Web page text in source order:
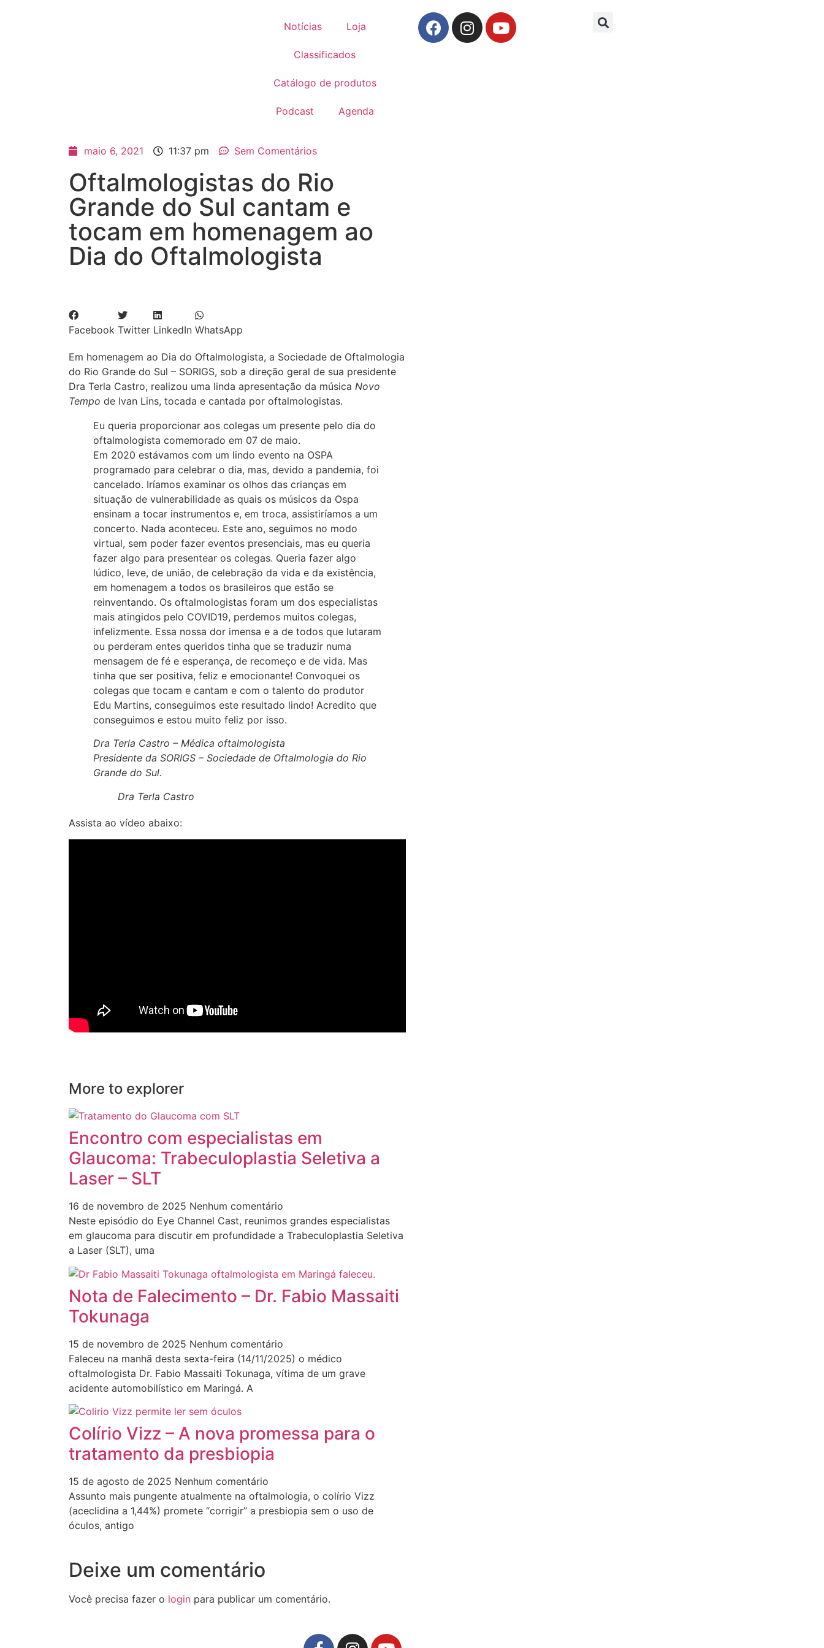
Notícias Loja
Classificados
Catálogo de produtos
Podcast Agenda
maio 6, 2021 11:37 pm Sem Comentários
Oftalmologistas do Rio
Grande do Sul cantam e
tocam em homenagem ao
Dia do Oftalmologista
Facebook Twitter LinkedIn WhatsApp
Em homenagem ao Dia do Oftalmologista, a Sociedade de Oftalmologia
do Rio Grande do Sul – SORIGS, sob a direção geral de sua presidente
Dra Terla Castro, realizou uma linda apresentação da música Novo
Tempo de Ivan Lins, tocada e cantada por oftalmologistas.
Eu queria proporcionar aos colegas um presente pelo dia do
oftalmologista comemorado em 07 de maio.
Em 2020 estávamos com um lindo evento na OSPA
programado para celebrar o dia, mas, devido a pandemia, foi
cancelado. Iríamos examinar os olhos das crianças em
situação de vulnerabilidade as quais os músicos da Ospa
ensinam a tocar instrumentos e, em troca, assistiríamos a um
concerto. Nada aconteceu. Este ano, seguimos no modo
virtual, sem poder fazer eventos presenciais, mas eu queria
fazer algo para presentear os colegas. Queria fazer algo
lúdico, leve, de união, de celebração da vida e da existência,
em homenagem a todos os brasileiros que estão se
reinventando. Os oftalmologistas foram um dos especialistas
mais atingidos pelo COVID19, perdemos muitos colegas,
infelizmente. Essa nossa dor imensa e a de todos que lutaram
ou perderam entes queridos tinha que se traduzir numa
mensagem de fé e esperança, de recomeço e de vida. Mas
tinha que ser positiva, feliz e emocionante! Convoquei os
colegas que tocam e cantam e com o talento do produtor
Edu Martins, conseguimos este resultado lindo! Acredito que
conseguimos e estou muito feliz por isso.
Dra Terla Castro – Médica oftalmologista
Presidente da SORIGS – Sociedade de Oftalmologia do Rio
Grande do Sul.
Dra Terla Castro
Assista ao vídeo abaixo:
More to explorer
Encontro com especialistas em
Glaucoma: Trabeculoplastia Seletiva a
Laser – SLT
16 de novembro de 2025 Nenhum comentário
Neste episódio do Eye Channel Cast, reunimos grandes especialistas
em glaucoma para discutir em profundidade a Trabeculoplastia Seletiva
a Laser (SLT), uma
Nota de Falecimento – Dr. Fabio Massaiti
Tokunaga
15 de novembro de 2025 Nenhum comentário
Faleceu na manhã desta sexta-feira (14/11/2025) o médico
oftalmologista Dr. Fabio Massaiti Tokunaga, vítima de um grave
acidente automobilístico em Maringá. A
Colírio Vizz – A nova promessa para o
tratamento da presbiopia
15 de agosto de 2025 Nenhum comentário
Assunto mais pungente atualmente na oftalmologia, o colírio Vizz
(aceclidina a 1,44%) promete “corrigir” a presbiopia sem o uso de
óculos, antigo
Deixe um comentário
Você precisa fazer o login para publicar um comentário.